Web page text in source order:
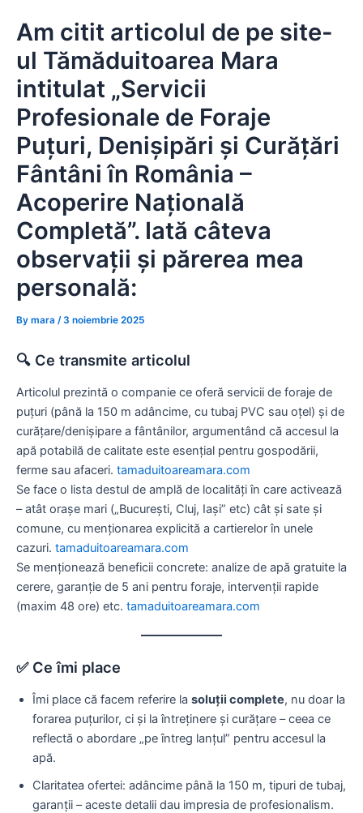
content
Am citit articolul de pe site-
ul Tămăduitoarea Mara
intitulat „Servicii
Profesionale de Foraje
Puțuri, Denișipări și Curățări
Fântâni în România –
Acoperire Națională
Completă”. Iată câteva
observații și părerea mea
personală:
By mara /3 noiembrie 2025
🔍 Ce transmite articolul
Articolul prezintă o companie ce oferă servicii de foraje de
puțuri (până la 150 m adâncime, cu tubaj PVC sau oțel) şi de
curăţare/denișipare a fântânilor, argumentând că accesul la
apă potabilă de calitate este esenţial pentru gospodării,
ferme sau afaceri. tamaduitoareamara.com
Se face o lista destul de amplă de localități în care activează
– atât oraşe mari („București, Cluj, Iaşi” etc) cât şi sate şi
comune, cu menționarea explicită a cartierelor în unele
cazuri. tamaduitoareamara.com
Se menţionează beneficii concrete: analize de apă gratuite la
cerere, garanţie de 5 ani pentru foraje, intervenţii rapide
(maxim 48 ore) etc. tamaduitoareamara.com
✅ Ce îmi place
Îmi place că facem referire la soluţii complete, nu doar la
forarea puţurilor, ci şi la întreţinere şi curăţare – ceea ce
reflectă o abordare „pe întreg lanţul” pentru accesul la
apă.
Claritatea ofertei: adâncime până la 150 m, tipuri de tubaj,
garanţii – aceste detalii dau impresia de profesionalism.